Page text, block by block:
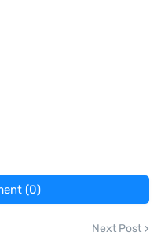
(0)
Next Post